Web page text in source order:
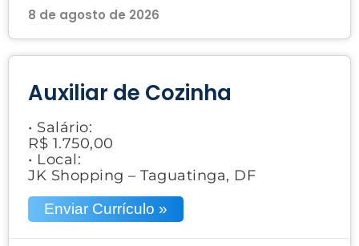
8 de agosto de 2026
Auxiliar de Cozinha
• Salário:
R$ 1.750,00
• Local:
JK Shopping – Taguatinga, DF
Enviar Currículo »